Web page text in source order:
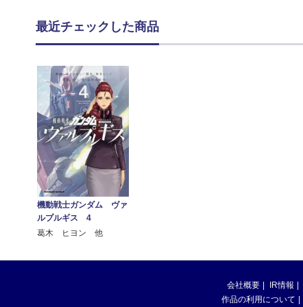
最近チェックした商品
機動戦士ガンダム ヴァ
ルプルギス 4
葛木 ヒヨン 他
会社概要 IR情報
作品の利用について